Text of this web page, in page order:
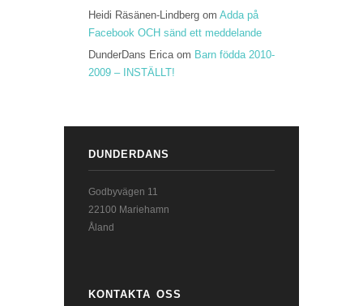
Heidi Räsänen-Lindberg om Adda på
Facebook OCH sänd ett meddelande
DunderDans Ericaom Barn födda 2010-
2009 – INSTÄLLT!
DUNDERDANS
Godbyvägen 11
22100 Mariehamn
Åland
KONTAKTA OSS